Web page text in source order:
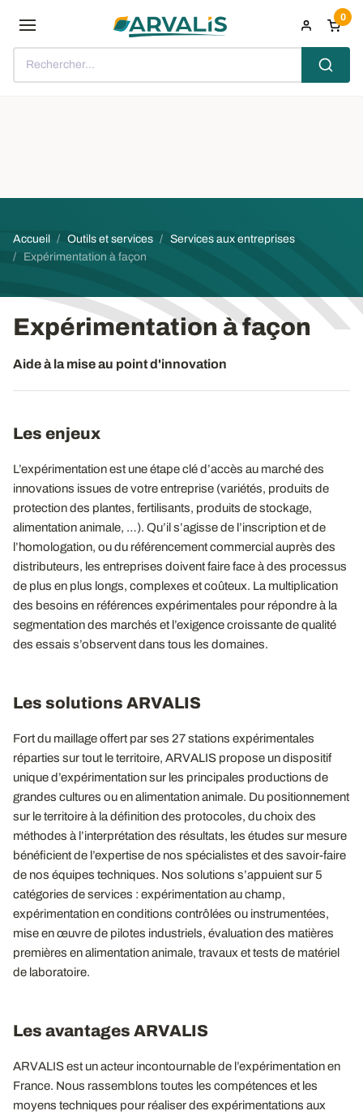
Rechercher...
0
Fil d'Ariane
Accueil Outils et services
Services aux entreprises
Expérimentation à façon
Expérimentation à façon
Aide à la mise au point d'innovation
Les enjeux
L’expérimentation est une étape clé d’accès au marché des
innovations issues de votre entreprise (variétés, produits de
protection des plantes, fertilisants, produits de stockage,
alimentation animale, …). Qu’il s’agisse de l’inscription et de
l’homologation, ou du référencement commercial auprès des
distributeurs, les entreprises doivent faire face à des processus
de plus en plus longs, complexes et coûteux. La multiplication
des besoins en références expérimentales pour répondre à la
segmentation des marchés et l’exigence croissante de qualité
des essais s’observent dans tous les domaines.
Les solutions ARVALIS
Fort du maillage offert par ses 27 stations expérimentales
réparties sur tout le territoire, ARVALIS propose un dispositif
unique d’expérimentation sur les principales productions de
grandes cultures ou en alimentation animale. Du positionnement
sur le territoire à la définition des protocoles, du choix des
méthodes à l’interprétation des résultats, les études sur mesure
bénéficient de l’expertise de nos spécialistes et des savoir-faire
de nos équipes techniques. Nos solutions s’appuient sur 5
catégories de services : expérimentation au champ,
expérimentation en conditions contrôlées ou instrumentées,
mise en œuvre de pilotes industriels, évaluation des matières
premières en alimentation animale, travaux et tests de matériel
de laboratoire.
Les avantages ARVALIS
ARVALIS est un acteur incontournable de l’expérimentation en
France. Nous rassemblons toutes les compétences et les
moyens techniques pour réaliser des expérimentations aux